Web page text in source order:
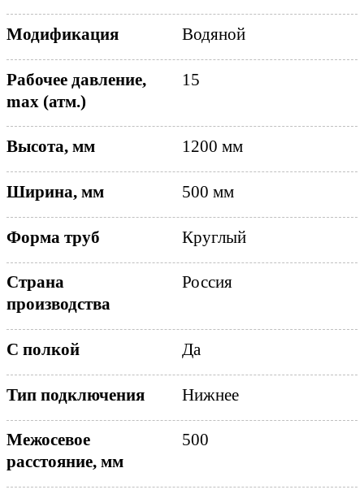
Модификация Водяной
Рабочее давление,
max (атм.)
15
Высота, мм 1200 мм
Ширина, мм 500 мм
Форма труб Круглый
Страна
производства
Россия
С полкой Да
Тип подключения Нижнее
Межосевое
расстояние, мм
500